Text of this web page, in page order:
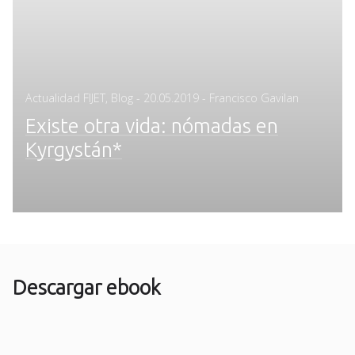
Actualidad FIJET Blog - Posted
on
20.05.2019 - Francisco Gavilan
Existe otra vida: nómadas en
Kyrgystán*
Descargar ebook